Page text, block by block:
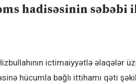
hadisəsinin səbəbi
ictimaiyyətlə əlaqələr
hücumla bağlı ittihamı qəti